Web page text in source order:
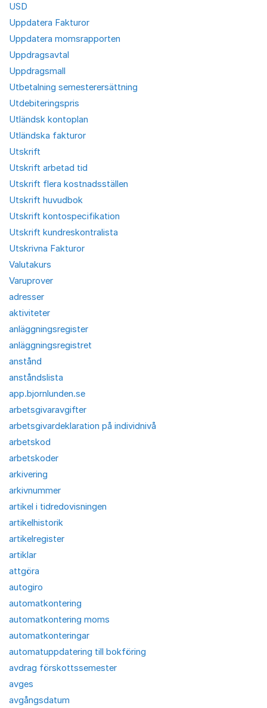
USD
Uppdatera Fakturor
Uppdatera momsrapporten
Uppdragsavtal
Uppdragsmall
Utbetalning semesterersättning
Utdebiteringspris
Utländsk kontoplan
Utländska fakturor
Utskrift
Utskrift arbetad tid
Utskrift flera kostnadsställen
Utskrift huvudbok
Utskrift kontospecifikation
Utskrift kundreskontralista
Utskrivna Fakturor
Valutakurs
Varuprover
adresser
aktiviteter
anläggningsregister
anläggningsregistret
anstånd
anståndslista
app.bjornlunden.se
arbetsgivaravgifter
arbetsgivardeklaration på individnivå
arbetskod
arbetskoder
arkivering
arkivnummer
artikel i tidredovisningen
artikelhistorik
artikelregister
artiklar
attgöra
autogiro
automatkontering
automatkontering moms
automatkonteringar
automatuppdatering till bokföring
avdrag förskottssemester
avges
avgångsdatum